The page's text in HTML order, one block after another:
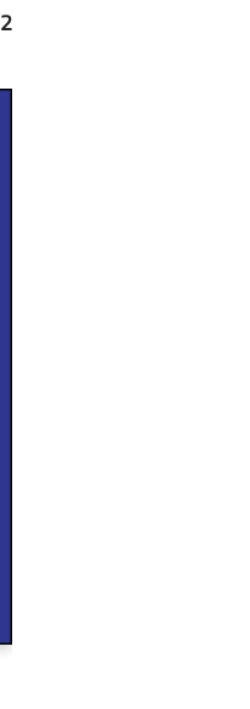
2. CyberCafePro - مجاني